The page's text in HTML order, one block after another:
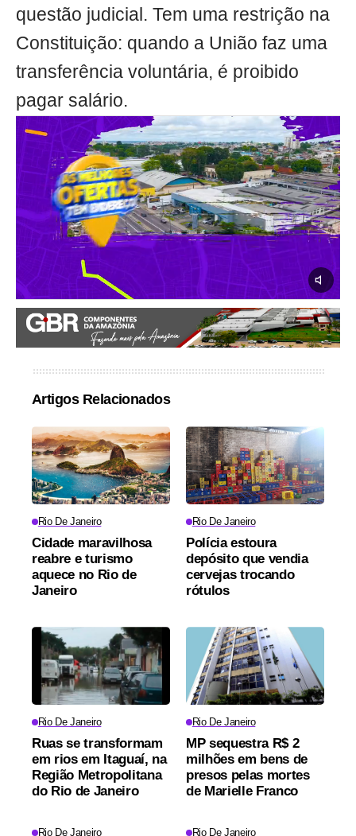
questão judicial. Tem uma restrição na
Constituição: quando a União faz uma
transferência voluntária, é proibido
pagar salário.
Artigos Relacionados
Rio De Janeiro
Cidade maravilhosa
reabre e turismo
aquece no Rio de
Janeiro
Rio De Janeiro
Polícia estoura
depósito que vendia
cervejas trocando
rótulos
Rio De Janeiro
Ruas se transformam
em rios em Itaguaí, na
Região Metropolitana
do Rio de Janeiro
Rio De Janeiro
MP sequestra R$ 2
milhões em bens de
presos pelas mortes
de Marielle Franco
Rio De Janeiro Rio De Janeiro